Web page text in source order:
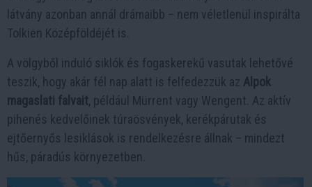
látvány azonban annál drámaibb – nem véletlenül inspirálta
Tolkien Középföldéjét is.
A völgyből induló siklók és fogaskerekű vasutak lehetővé
teszik, hogy akár fél nap alatt is felfedezzük az Alpok
magaslati falvait, például Mürrent vagy Wengent. Az aktív
pihenés kedvelőinek túraösvények, kerékpárutak és
ejtőernyős lesiklások is rendelkezésre állnak – mindezt
hűs, páradús környezetben.